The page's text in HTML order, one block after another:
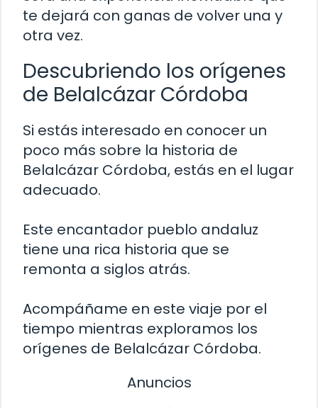
te dejará con ganas de volver una y
otra vez.
Descubriendo los orígenes
de Belalcázar Córdoba
Si estás interesado en conocer un
poco más sobre la historia de
Belalcázar Córdoba, estás en el lugar
adecuado.
Este encantador pueblo andaluz
tiene una rica historia que se
remonta a siglos atrás.
Acompáñame en este viaje por el
tiempo mientras exploramos los
orígenes de Belalcázar Córdoba.
Anuncios